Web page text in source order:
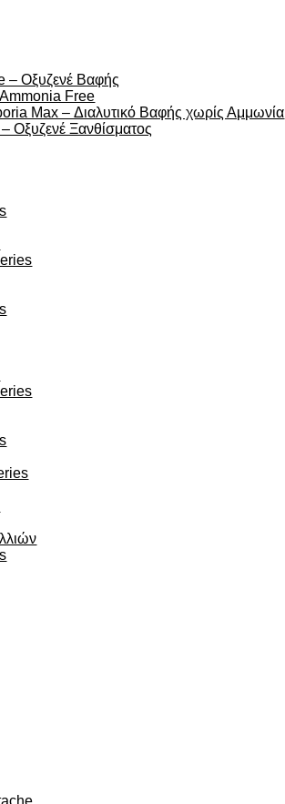
– Οξυζενέ Βαφής
Free
Max – Διαλυτικό Βαφής χωρίς Αμμωνία
Οξυζενέ Ξανθίσματος